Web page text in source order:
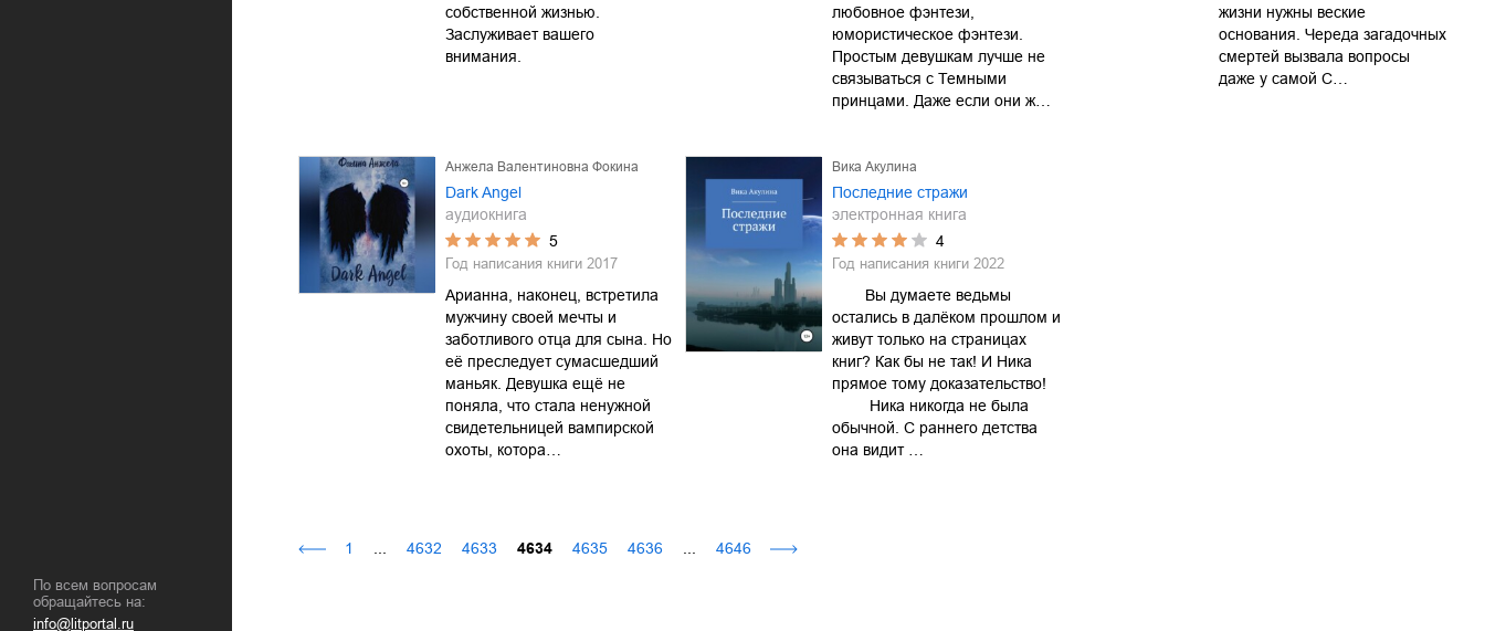
По всем вопросам
обращайтесь на:
info@litportal.ru
собственной жизнью.
Заслуживает вашего
внимания.
любовное фэнтези,
юмористическое фэнтези.
Простым девушкам лучше не
связываться с Темными
принцами. Даже если они ж…
жизни нужны веские
основания. Череда загадочных
смертей вызвала вопросы
даже у самой С…
Анжела Валентиновна Фокина
Dark Angel
аудиокнига
5
Год написания книги 2017
Арианна, наконец, встретила
мужчину своей мечты и
заботливого отца для сына. Но
её преследует сумасшедший
маньяк. Девушка ещё не
поняла, что стала ненужной
свидетельницей вампирской
охоты, котора…
Вика Акулина
Последние стражи
электронная книга
4
Год написания книги 2022
⠀⠀⠀Вы думаете ведьмы
остались в далёком прошлом и
живут только на страницах
книг? Как бы не так! И Ника
прямое тому доказательство!
⠀ ⠀⠀Ника никогда не была
обычной. С раннего детства
она видит …
1 4632 4633 4634 4635 4636 4646